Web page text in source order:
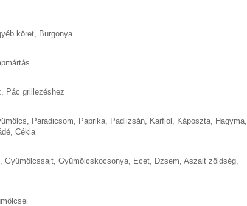
köret, Burgonya
, Pác grillezéshez
, Paradicsom, Paprika, Padlizsán, Karfiol , Káposzta, Hagyma,
, Cékla
, Gyümölcssajt, Gyümölcskocsonya, Ecet, Dzsem, Aszalt zöldség,